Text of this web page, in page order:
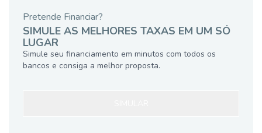
Pretende Financiar?
SIMULE AS MELHORES TAXAS EM UM SÓ
LUGAR
Simule seu financiamento em minutos com todos os
bancos e consiga a melhor proposta.